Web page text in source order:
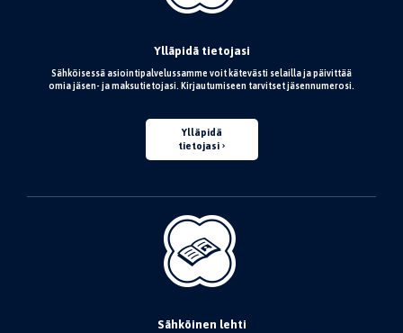
Ylläpidä tietojasi
Sähköisessä asiointipalvelussamme voit kätevästi selailla ja päivittää
omia jäsen- ja maksutietojasi. Kirjautumiseen tarvitset jäsennumerosi.
Ylläpidä
tietojasi
Sähköinen lehti